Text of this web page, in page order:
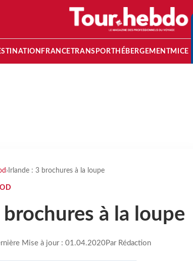
FRANCETRANSPORT HÉBERGEMENTMICE
› Irlande : 3 brochures à la loupe
brochures à la loupe
Mise à jour : 01.04.2020Par Rédaction